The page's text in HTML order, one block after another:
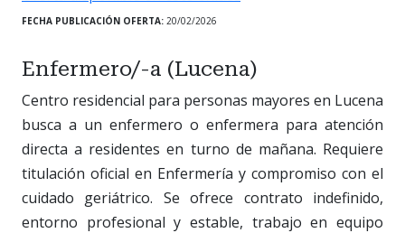
FECHA PUBLICACIÓN OFERTA: 20/02/2026
Enfermero/-a (Lucena)
Centro residencial para personas mayores en Lucena
busca a un enfermero o enfermera para atención
directa a residentes en turno de mañana. Requiere
titulación oficial en Enfermería y compromiso con el
cuidado geriátrico. Se ofrece contrato indefinido,
entorno profesional y estable, trabajo en equipo